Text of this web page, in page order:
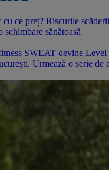
cu ce preț? Riscurile
schimbare sănătoasă
SWEAT devine
Urmează o serie de